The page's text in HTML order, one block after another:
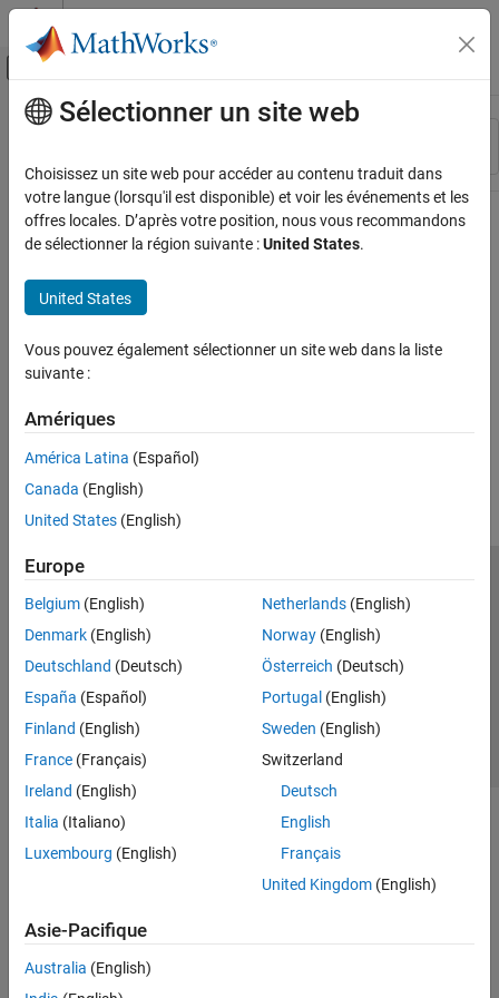
Passer au contenu
Activer/désactiver l'affichage du menu
Ressource
Contenu principal
Sélectionner un site web
Choisissez un site web pour accéder au contenu traduit dans
votre langue (lorsqu'il est disponible) et voir les événements et les
offres locales. D’après votre position, nous vous recommandons
de sélectionner la région suivante :United States.
United States
Vous pouvez également sélectionner un site web dans la liste
suivante :
Amériques
América Latina (Español)
Canada (English)
United States (English)
Europe
Belgium (English)
Denmark (English)
Deutschland (Deutsch)
España (Español)
Finland (English)
France (Français)
Ireland (English)
Italia (Italiano)
Luxembourg (English)
Netherlands(English)
Norway(English)
Österreich (Deutsch)
Portugal (English)
Sweden (English)
Switzerland
Deutsch
English
Français
United Kingdom(English)
Asie-Pacifique
Australia (English)
Lutte anti-piratage
Contacts locaux
© 1994-2026 The MathWorks, Inc.